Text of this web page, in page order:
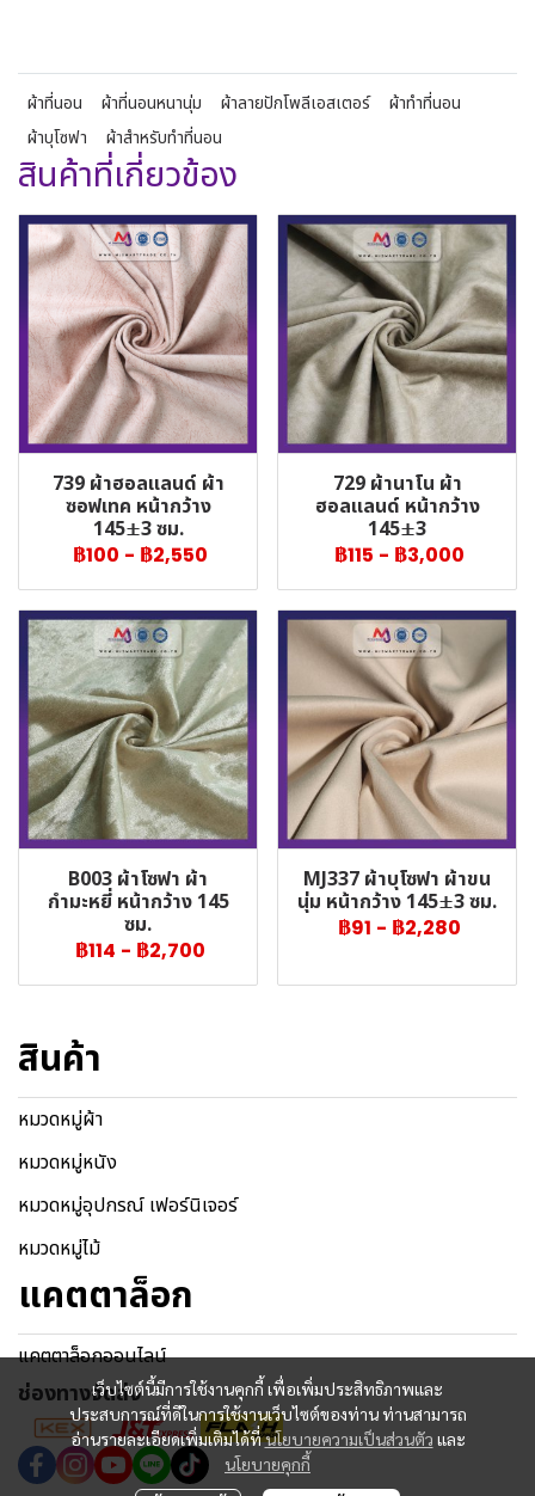
ผ้าที่นอน ผ้าที่นอนหนานุ่ม ผ้าลายปักโพลีเอสเตอร์
ผ้าทำที่นอน
ผ้าบุโซฟา
ผ้าสำหรับทำที่นอน
สินค้าที่เกี่ยวข้อง
739 ผ้าฮอลแลนด์ ผ้า
ซอฟเทค หน้ากว้าง
145±3 ซม.
฿100 - ฿2,550
729 ผ้านาโน ผ้า
ฮอลแลนด์ หน้ากว้าง
145±3
฿115 - ฿3,000
B003 ผ้าโซฟา ผ้า
กำมะหยี่ หน้ากว้าง 145
ซม.
฿114 - ฿2,700
MJ337 ผ้าบุโซฟา ผ้าขน
นุ่ม หน้ากว้าง 145±3 ซม.
฿91 - ฿2,280
เว็บไซต์นี้มีการใช้งานคุกกี้ เพื่อเพิ่มประสิทธิภาพและ
ประสบการณ์ที่ดีในการใช้งานเว็บไซต์ของท่าน ท่านสามารถ
อ่านรายละเอียดเพิ่มเติมได้ที่นโยบายความเป็นส่วนตัว และ
นโยบายคุกกี้
สินค้า
หมวดหมู่ผ้า
หมวดหมู่หนัง
หมวดหมู่อุปกรณ์ เฟอร์นิเจอร์
หมวดหมู่ไม้
แคตตาล็อก
แคตตาล็อกออนไลน์
ช่องทางจัดส่ง